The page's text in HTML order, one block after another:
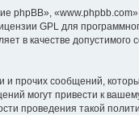
phpBB»,
GPL для
в качестве допустимого
прочих сообщений,
могут привести к
проведения такой